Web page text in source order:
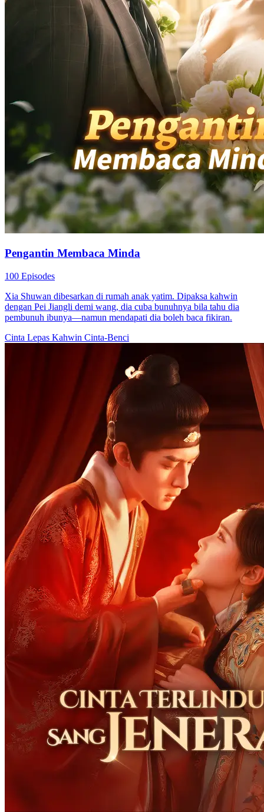
Pengantin Membaca Minda
100 Episodes
Xia Shuwan dibesarkan di rumah anak yatim. Dipaksa kahwin
dengan Pei Jiangli demi wang, dia cuba bunuhnya bila tahu dia
pembunuh ibunya—namun mendapati dia boleh baca fikiran.
Cinta Lepas Kahwin Cinta-Benci